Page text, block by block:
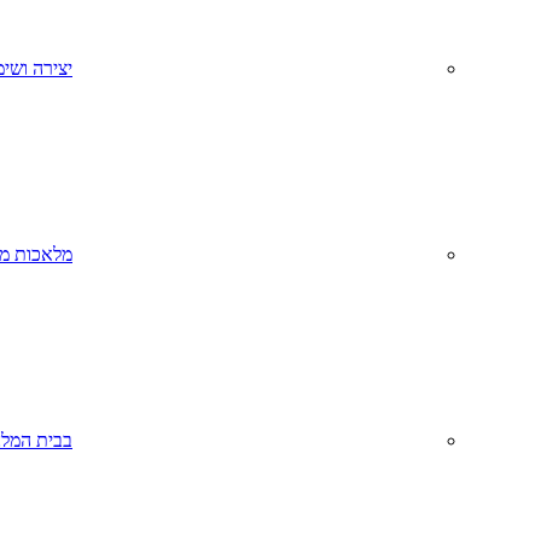
יצירה
מלאכות
בבית